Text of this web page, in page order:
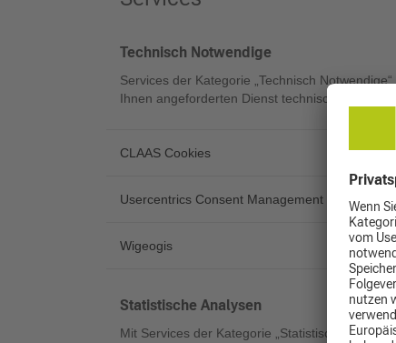
Technisch Notwendige
Services der Kategorie „Technisch
Ihnen angeforderten Dienst technisch
CLAAS Cookies
Usercentrics Consent Management Platform
Wigeogis
Statistische Analysen
Mit Services der Kategorie „Statistische